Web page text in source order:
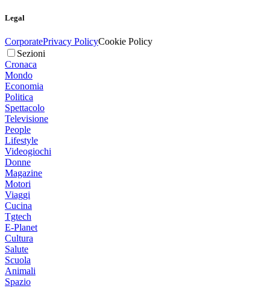
Legal
CorporatePrivacy PolicyCookie Policy
Sezioni
Cronaca
Mondo
Economia
Politica
Spettacolo
Televisione
People
Lifestyle
Videogiochi
Donne
Magazine
Motori
Viaggi
Cucina
Tgtech
E-Planet
Cultura
Salute
Scuola
Animali
Spazio